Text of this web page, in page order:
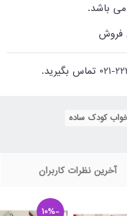
باشد.
کودک ساده
آخرین نظرات کاربران
-10%